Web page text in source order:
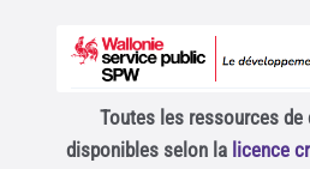
Toutes les ressources
disponibles selon la licence